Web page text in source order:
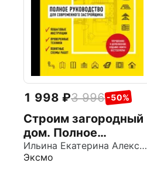
1 998 3 996 -50%
Строим загородный
дом. Полное
руководство для
современного
Ильина Екатерина Александровна
Эксмо